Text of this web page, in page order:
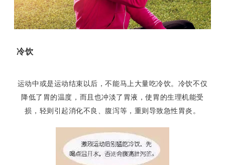
冷饮
运动中或是运动结束以后，不能马上大量吃冷饮。冷饮不仅
降低了胃的温度，而且也冲淡了胃液，使胃的生理机能受
损，轻则引起消化不良、腹泻等，重则导致急性胃炎。